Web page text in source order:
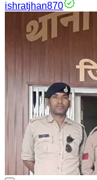
ishratjhan870